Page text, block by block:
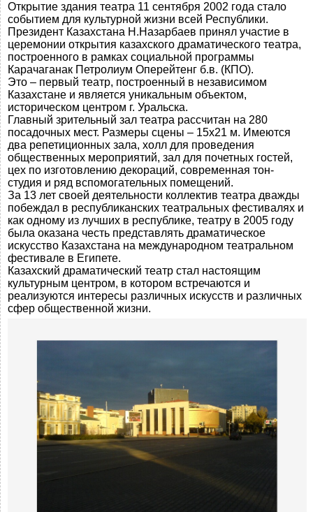
Открытие здания театра 11 сентября 2002 года стало
событием для культурной жизни всей Республики.
Президент Казахстана Н.Назарбаев принял участие в
церемонии открытия казахского драматического театра,
построенного в рамках социальной программы
Карачаганак Петролиум Оперейтенг б.в. (КПО).
Это – первый театр, построенный в независимом
Казахстане и является уникальным объектом,
историческом центром г. Уральска.
Главный зрительный зал театра рассчитан на 280
посадочных мест. Размеры сцены – 15х21 м. Имеются
два репетиционных зала, холл для проведения
общественных мероприятий, зал для почетных гостей,
цех по изготовлению декораций, современная тон-
студия и ряд вспомогательных помещений.
За 13 лет своей деятельности коллектив театра дважды
побеждал в республиканских театральных фестивалях и
как одному из лучших в республике, театру в 2005 году
была оказана честь представлять драматическое
искусство Казахстана на международном театральном
фестивале в Египете.
Казахский драматический театр стал настоящим
культурным центром, в котором встречаются и
реализуются интересы различных искусств и различных
сфер общественной жизни.